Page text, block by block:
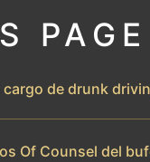
PAGE
de drunk
Of Counsel del